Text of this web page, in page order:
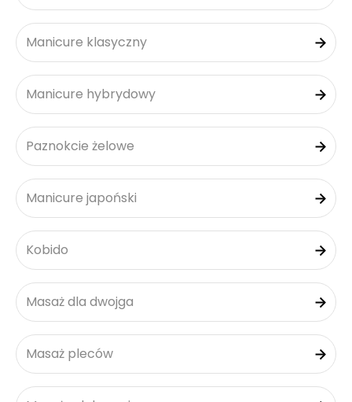
Manicure klasyczny
Manicure hybrydowy
Paznokcie żelowe
Manicure japoński
Kobido
Masaż dla dwojga
Masaż pleców